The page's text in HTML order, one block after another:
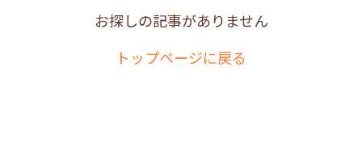
お探しの記事がありません
トップページに戻る